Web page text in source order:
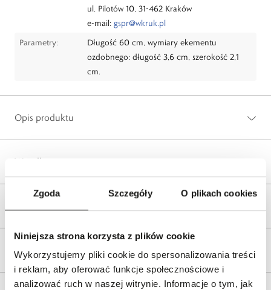
Zgoda Szczegóły O plikach cookies
Niniejsza strona korzysta z plików cookie
Wykorzystujemy pliki cookie do spersonalizowania treści
i reklam, aby oferować funkcje społecznościowe i
analizować ruch w naszej witrynie. Informacje o tym, jak
ul. Pilotów 10, 31-462 Kraków
e-mail: gspr@wkruk.pl
Parametry:
Długość 60 cm, wymiary ekementu
ozdobnego: długość 3,6 cm, szerokość 2,1
cm.
Opis produktu
Wysyłka
Tagi